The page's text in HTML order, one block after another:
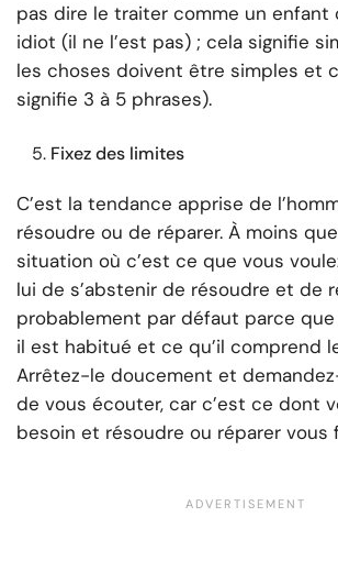
pas dire le traiter comme un enfant
idiot (il ne l’est pas) ; cela signifie
les choses doivent être simples et
signifie 3 à 5 phrases).
Fixez des limites
C’est la tendance apprise de
résoudre ou de réparer. À moins
situation où c’est ce que vous
lui de s’abstenir de résoudre et de
probablement par défaut parce que
il est habitué et ce qu’il comprend
Arrêtez-le doucement et
de vous écouter, car c’est ce dont
besoin et résoudre ou réparer vous